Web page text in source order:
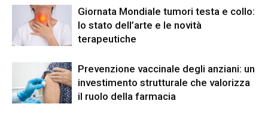
Giornata Mondiale tumori testa e collo:
lo stato dell’arte e le novità
terapeutiche
Prevenzione vaccinale degli anziani: un
investimento strutturale che valorizza
il ruolo della farmacia